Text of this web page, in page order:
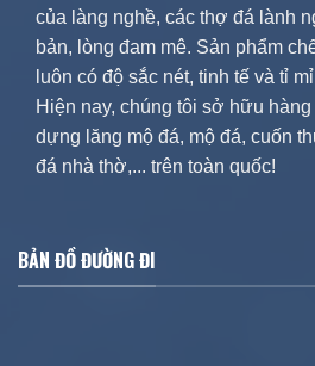
của làng nghề, các thợ đá lành
bản, lòng đam mê. Sản phẩm
luôn có độ sắc nét, tinh tế và tỉ
Hiện nay, chúng tôi sở hữu
dựng lăng mộ đá, mộ đá, cuốn
đá nhà thờ,... trên toàn quốc!
BẢN ĐỒ ĐƯỜNG ĐI